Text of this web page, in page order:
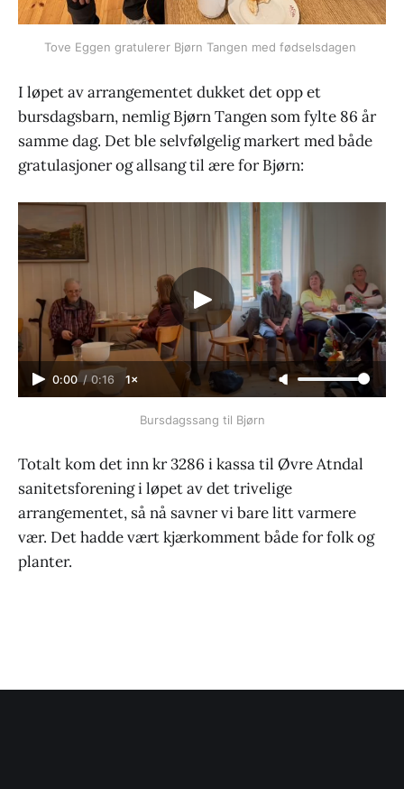
Tove Eggen gratulerer Bjørn Tangen med fødselsdagen
I løpet av arrangementet dukket det opp et
bursdagsbarn, nemlig Bjørn Tangen som fylte 86 år
samme dag. Det ble selvfølgelig markert med både
gratulasjoner og allsang til ære for Bjørn:
0:00 / 0:16 1×
Bursdagssang til Bjørn
Totalt kom det inn kr 3286 i kassa til Øvre Atndal
sanitetsforening i løpet av det trivelige
arrangementet, så nå savner vi bare litt varmere
vær. Det hadde vært kjærkomment både for folk og
planter.